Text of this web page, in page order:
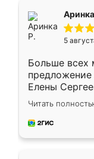
5
Больше всех
предложение
Елены
короткие
для замера
предложил
Читать